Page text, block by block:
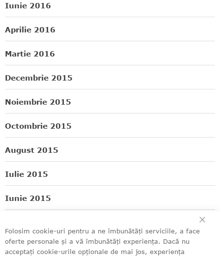
Iunie 2016
Aprilie 2016
Martie 2016
Decembrie 2015
Noiembrie 2015
Octombrie 2015
August 2015
Iulie 2015
Iunie 2015
Aprilie 2015
Folosim cookie-uri pentru a ne îmbunătăți serviciile, a face
oferte personale și a vă îmbunătăți experiența. Dacă nu
acceptați cookie-urile opționale de mai jos, experiența